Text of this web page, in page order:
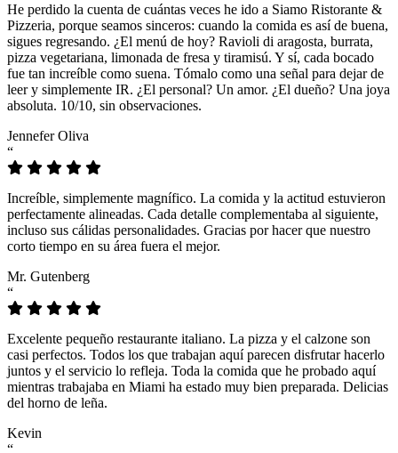
He perdido la cuenta de cuántas veces he ido a Siamo Ristorante &
Pizzeria, porque seamos sinceros: cuando la comida es así de buena,
sigues regresando. ¿El menú de hoy? Ravioli di aragosta, burrata,
pizza vegetariana, limonada de fresa y tiramisú. Y sí, cada bocado
fue tan increíble como suena. Tómalo como una señal para dejar de
leer y simplemente IR. ¿El personal? Un amor. ¿El dueño? Una joya
absoluta. 10/10, sin observaciones.
Jennefer Oliva
“
Increíble, simplemente magnífico. La comida y la actitud estuvieron
perfectamente alineadas. Cada detalle complementaba al siguiente,
incluso sus cálidas personalidades. Gracias por hacer que nuestro
corto tiempo en su área fuera el mejor.
Mr. Gutenberg
“
Excelente pequeño restaurante italiano. La pizza y el calzone son
casi perfectos. Todos los que trabajan aquí parecen disfrutar hacerlo
juntos y el servicio lo refleja. Toda la comida que he probado aquí
mientras trabajaba en Miami ha estado muy bien preparada. Delicias
del horno de leña.
Kevin
“